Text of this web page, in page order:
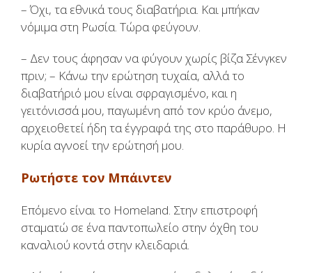
– Όχι, τα εθνικά τους διαβατήρια. Και μπήκαν
νόμιμα στη Ρωσία. Τώρα φεύγουν.
– Δεν τους άφησαν να φύγουν χωρίς βίζα Σένγκεν
πριν; – Κάνω την ερώτηση τυχαία, αλλά το
διαβατήριό μου είναι σφραγισμένο, και η
γειτόνισσά μου, παγωμένη από τον κρύο άνεμο,
αρχειοθετεί ήδη τα έγγραφά της στο παράθυρο. Η
κυρία αγνοεί την ερώτησή μου.
Ρωτήστε τον Μπάιντεν
Επόμενο είναι το Homeland. Στην επιστροφή
σταματώ σε ένα παντοπωλείο στην όχθη του
καναλιού κοντά στην κλειδαριά.